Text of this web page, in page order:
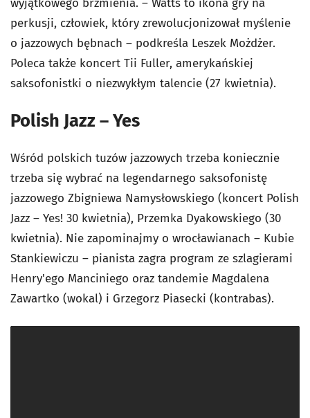
wyjątkowego brzmienia. – Watts to ikona gry na
perkusji, człowiek, który zrewolucjonizował myślenie
o jazzowych bębnach – podkreśla Leszek Możdżer.
Poleca także koncert Tii Fuller, amerykańskiej
saksofonistki o niezwykłym talencie (27 kwietnia).
Polish Jazz – Yes
Wśród polskich tuzów jazzowych trzeba koniecznie
trzeba się wybrać na legendarnego saksofonistę
jazzowego Zbigniewa Namysłowskiego (koncert Polish
Jazz – Yes! 30 kwietnia), Przemka Dyakowskiego (30
kwietnia). Nie zapominajmy o wrocławianach – Kubie
Stankiewiczu – pianista zagra program ze szlagierami
Henry'ego Manciniego oraz tandemie Magdalena
Zawartko (wokal) i Grzegorz Piasecki (kontrabas).